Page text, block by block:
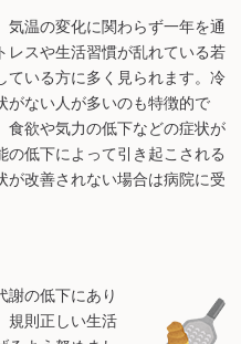
温の変化に関わらず一年を通
レスや生活習慣が乱れている若
ている方に多く見られます。冷
がない人が多いのも特徴的で
食欲や気力の低下などの症状が
の低下によって引き起こされる
が改善されない場合は病院に受
謝の低下にあり
規則正しい生活